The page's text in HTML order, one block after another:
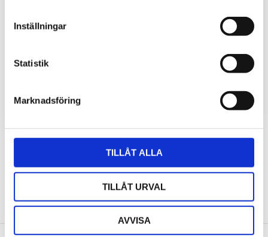
Inställningar
Statistik
Marknadsföring
TILLÅT ALLA
TILLÅT URVAL
AVVISA
Detekterar om vattennivå
Sigfox nätverk.
Utomhussensor med
dörrkontakt för Sigfox
från mekanisk brytare och
skickar informationen över